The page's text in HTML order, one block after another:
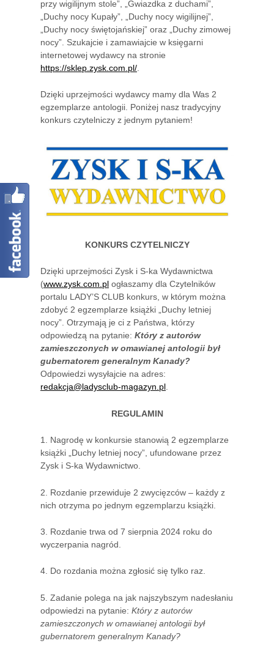
przy wigilijnym stole”, „Gwiazdka z duchami”,
„Duchy nocy Kupały”, „Duchy nocy wigilijnej”,
„Duchy nocy świętojańskiej” oraz „Duchy zimowej
nocy”. Szukajcie i zamawiajcie w księgarni
internetowej wydawcy na stronie
https://sklep.zysk.com.pl/
Dzięki uprzejmości wydawcy mamy dla Was 2
egzemplarze antologii. Poniżej nasz tradycyjny
konkurs czytelniczy z jednym pytaniem!
KONKURS CZYTELNICZY
Dzięki uprzejmości Zysk i S-ka Wydawnictwa
(www.zysk.com.pl ogłaszamy dla Czytelników
portalu LADY’S CLUB konkurs, w którym można
zdobyć 2 egzemplarze książki „Duchy letniej
nocy”. Otrzymają je ci z Państwa, którzy
odpowiedzą na pytanie: Który z autorów
zamieszczonych w omawianej antologii był
gubernatorem generalnym Kanady?
Odpowiedzi wysyłajcie na adres:
redakcja@ladysclub-magazyn.pl.
REGULAMIN
1. Nagrodę w konkursie stanowią 2 egzemplarze
książki „Duchy letniej nocy”, ufundowane przez
Zysk i S-ka Wydawnictwo.
2. Rozdanie przewiduje 2 zwycięzców – każdy z
nich otrzyma po jednym egzemplarzu książki.
3. Rozdanie trwa od 7 sierpnia 2024 roku do
wyczerpania nagród.
4. Do rozdania można zgłosić się tylko raz.
5. Zadanie polega na jak najszybszym nadesłaniu
odpowiedzi na pytanie: Który z autorów
zamieszczonych w omawianej antologii był
gubernatorem generalnym Kanady?